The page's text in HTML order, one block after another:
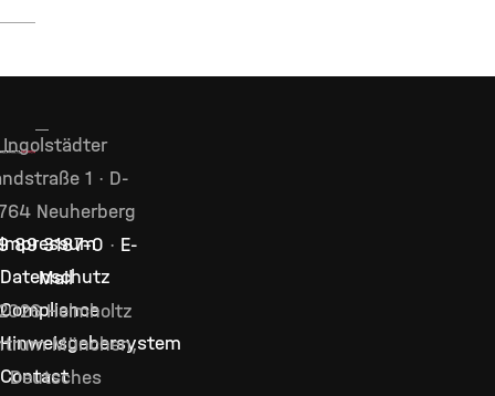
Impressum
Datenschutz
Compliance
Hinweisgebersystem
Contact
Ingolstädter
1 · D-
Neuherberg
89 3187–0 · E-
Mail
Helmholtz
München,
Deutsches